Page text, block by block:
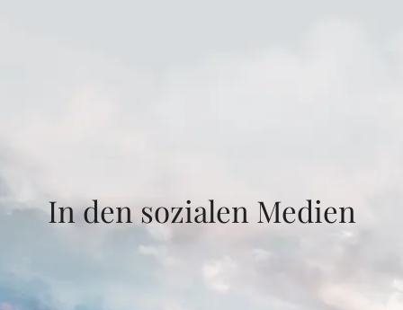
In den sozialen Medien